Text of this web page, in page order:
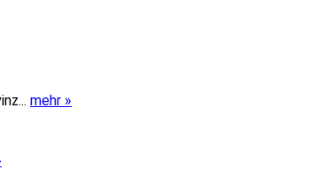
mehr »